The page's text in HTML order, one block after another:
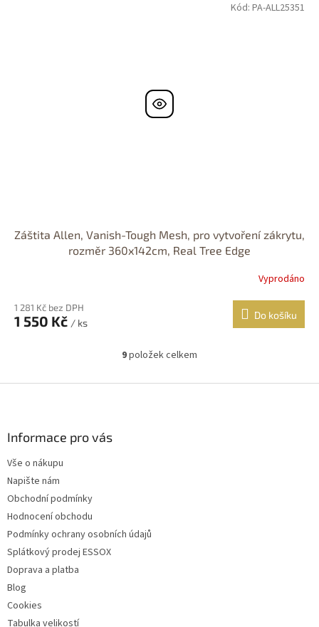
Záštita Allen, Vanish-Tough Mesh, pro vytvoření zákrytu,
rozměr 360x142cm, Real Tree Edge
Vyprodáno
1 281 Kč bez DPH
1 550 Kč / ks
Do košíku
Kód: PA-ALL25351
O
l
9položek celkem
Informace pro vás
Vše o nákupu
Napište nám
Obchodní podmínky
Hodnocení obchodu
Podmínky ochrany osobních údajů
Splátkový prodej ESSOX
Doprava a platba
Blog
Cookies
Tabulka velikostí